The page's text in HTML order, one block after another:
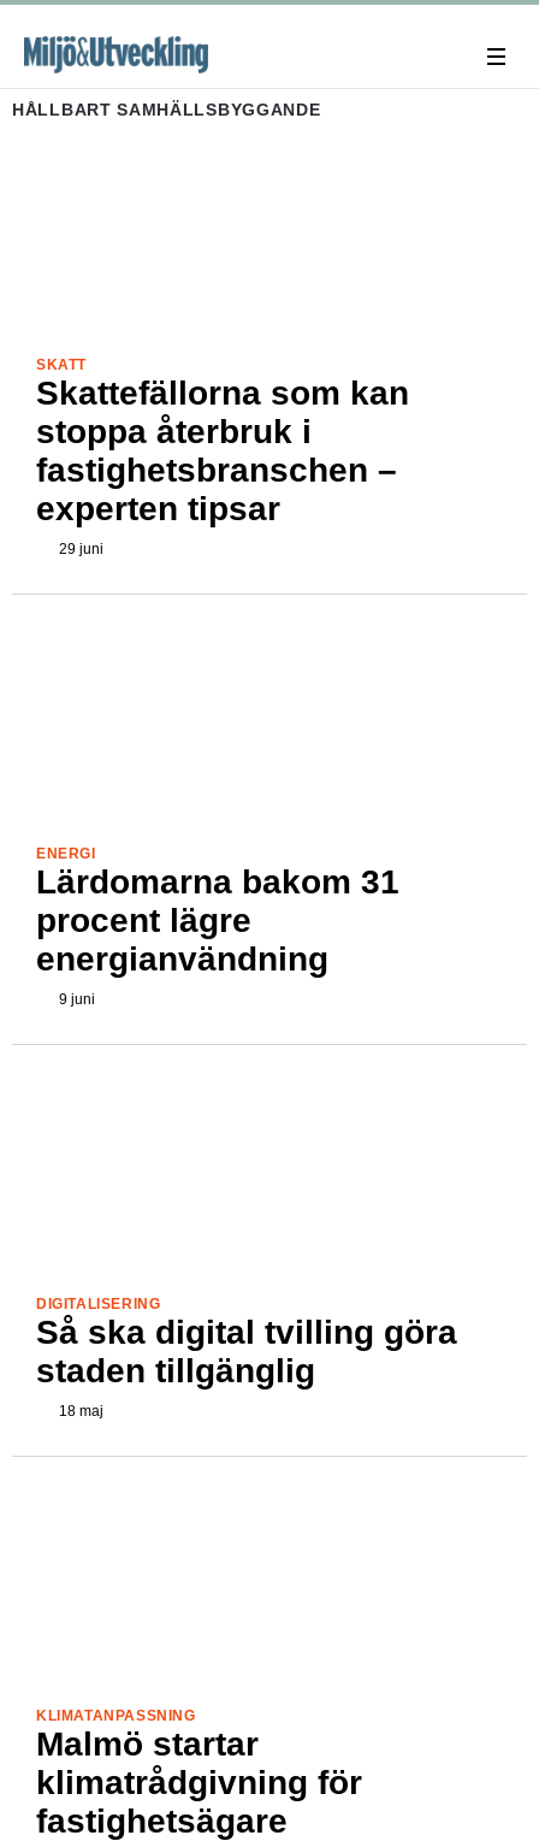
HÅLLBART SAMHÄLLSBYGGANDE
SKATT
Skattefällorna som kan
stoppa återbruk i
fastighetsbranschen –
experten tipsar
29 juni
ENERGI
Lärdomarna bakom 31
procent lägre
energianvändning
9 juni
DIGITALISERING
Så ska digital tvilling göra
staden tillgänglig
18 maj
KLIMATANPASSNING
Malmö startar
klimatrådgivning för
fastighetsägare